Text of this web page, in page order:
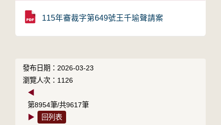
115年審裁字第649號王千瑜聲請案
發布日期：2026-03-23
瀏覽人次：1126
◀
第8954筆/共9617筆
▶
回列表